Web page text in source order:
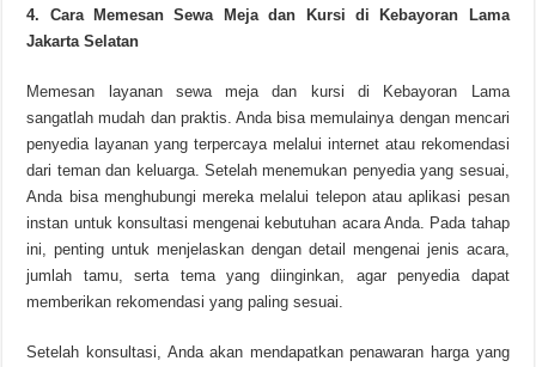
4. Cara Memesan Sewa Meja dan Kursi di Kebayoran Lama
Jakarta Selatan
Memesan layanan sewa meja dan kursi di Kebayoran Lama
sangatlah mudah dan praktis. Anda bisa memulainya dengan mencari
penyedia layanan yang terpercaya melalui internet atau rekomendasi
dari teman dan keluarga. Setelah menemukan penyedia yang sesuai,
Anda bisa menghubungi mereka melalui telepon atau aplikasi pesan
instan untuk konsultasi mengenai kebutuhan acara Anda. Pada tahap
ini, penting untuk menjelaskan dengan detail mengenai jenis acara,
jumlah tamu, serta tema yang diinginkan, agar penyedia dapat
memberikan rekomendasi yang paling sesuai.
Setelah konsultasi, Anda akan mendapatkan penawaran harga yang